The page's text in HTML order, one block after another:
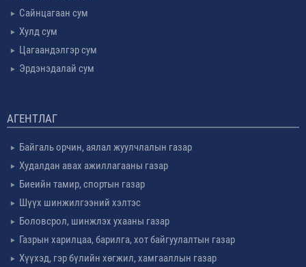
Сайнцагаан сум
Хулд сум
Цагаандэлгэр сум
Эрдэнэдалай сум
АГЕНТЛАГ
Байгаль орчин, аялал жуулчлалын газар
Худалдан авах ажиллагааны газар
Биеийн тамир, спортын газар
Шүүх шинжилгээний хэлтэс
Боловсрол, шинжлэх ухааны газар
Газрын харилцаа, барилга, хот байгуулалтын газар
Хүүхэд, гэр бүлийн хөгжил, хамгааллын газар